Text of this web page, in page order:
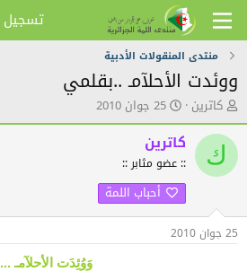
تسجيل
منتدى المنقولات الأدبية
ووئدت الأحلآمـ ..بقلمي
ك
ا
ت
ب
ا
و
ض
و
كاترين ت
ا
ر
ي
خ
ا
ل
ن
ر
25 جوان 2010
ك كاترين
:: عضو مثابر ::
أحباب اللمة
25 جوان 2010
وَوُئِدَت الأحلآمـ ...